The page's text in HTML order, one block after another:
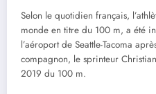
Selon le quotidien français,
monde en titre du 100 m, a été
l’aéroport de Seattle-Tacoma
compagnon, le sprinteur
2019 du 100 m.